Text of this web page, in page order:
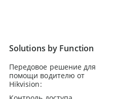
Solutions by Function
Передовое решение для
помощи водителю от
Hikvision: